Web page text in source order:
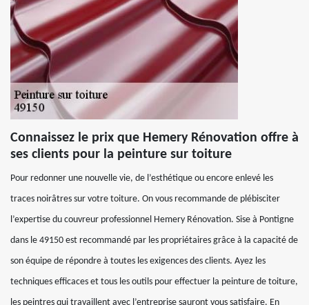
Connaissez le prix que Hemery Rénovation offre à
ses clients pour la peinture sur toiture
Pour redonner une nouvelle vie, de l’esthétique ou encore enlevé les
traces noirâtres sur votre toiture. On vous recommande de plébisciter
l’expertise du couvreur professionnel Hemery Rénovation. Sise à Pontigne
dans le 49150 est recommandé par les propriétaires grâce à la capacité de
son équipe de répondre à toutes les exigences des clients. Ayez les
techniques efficaces et tous les outils pour effectuer la peinture de toiture,
les peintres qui travaillent avec l’entreprise sauront vous satisfaire. En